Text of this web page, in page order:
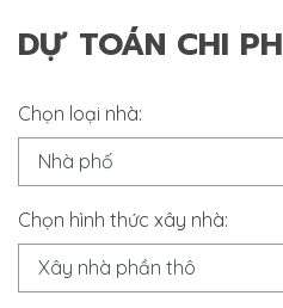
DỰ TOÁN CHI
Chọn loại nhà:
Chọn hình thức xây nhà: